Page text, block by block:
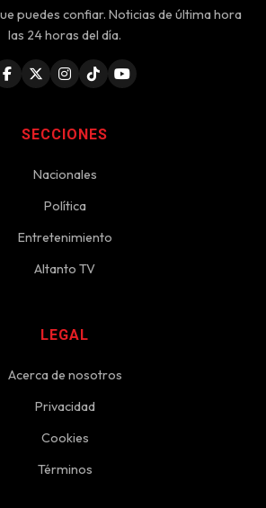
puedes confiar. Noticias de última hora
las 24 horas del día.
SECCIONES
Nacionales
Política
Entretenimiento
Altanto TV
LEGAL
Acerca de nosotros
Privacidad
Cookies
Términos